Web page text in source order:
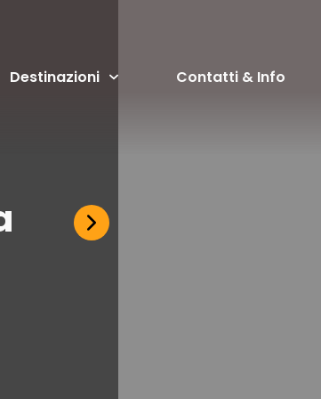
Destinazioni Contatti & Info